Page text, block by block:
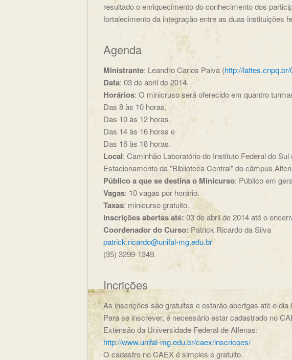
resultado o enriquecimento do conhecimento dos
fortalecimento da integração entre as duas instituições
Agenda
Ministrante: Leandro Carlos Paiva (http://
Data: 03 de abril de 2014.
Horários: O minicruso será oferecido em quantro
Das 8 às 10 horas,
Das 10 às 12 horas,
Das 14 às 16 horas e
Das 16 às 18 horas.
Local: Caminhão Laboratório do Instituto Federal do
Estacionamento da "Biblioteca Central" do câmpus
Público a que se destina o Minicurso: Público em
Vagas: 10 vagas por horário.
Taxas: minicurso gratuito.
Inscrições abertas até: 03 de abril de 2014 até o
Coordenador do Curso: Patrick Ricardo da Silva
patrick.ricardo@unifal-mg.edu.br
(35) 3299-1349.
Incrições
As inscrições são gratuitas e estarão abertgas até o dia
Para se inscrever, é necessário estar cadastrado no
Extensão da Universidade Federal de Alfenas:
http://www.unifal-mg.edu.br/caex/inscricoes/
O cadastro no CAEX é simples e gratuito.